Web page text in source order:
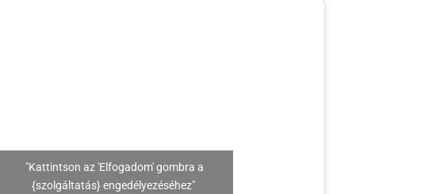
"Kattintson az 'Elfogadom' gombra a
{szolgáltatás} engedélyezéséhez"